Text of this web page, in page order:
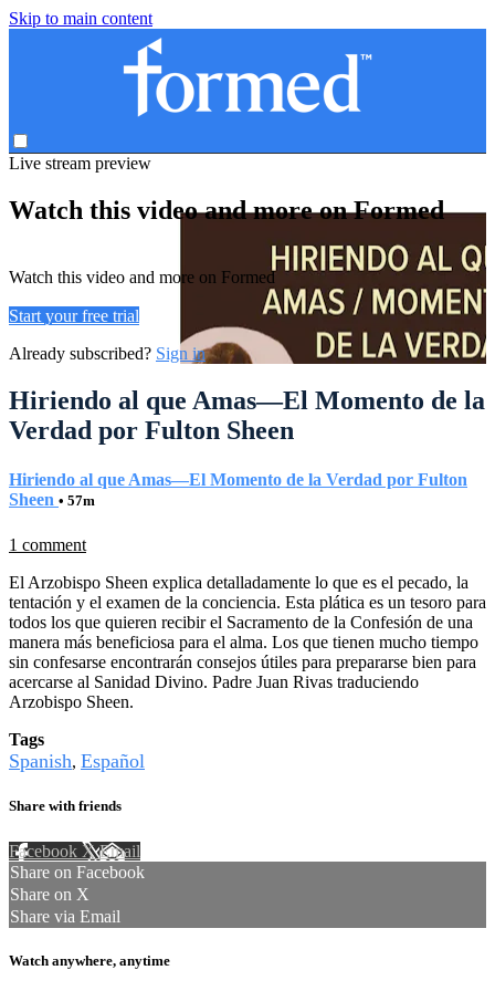
Skip to main content
Live stream preview
Watch this video and more on Formed
Watch this video and more on Formed
Start your free trial
Already subscribed? Sign in
Hiriendo al que Amas—El Momento de la
Verdad por Fulton Sheen
Hiriendo al que Amas—El Momento de la Verdad por Fulton
Sheen • 57m
1 comment
El Arzobispo Sheen explica detalladamente lo que es el pecado, la
tentación y el examen de la conciencia. Esta plática es un tesoro para
todos los que quieren recibir el Sacramento de la Confesión de una
manera más beneficiosa para el alma. Los que tienen mucho tiempo
sin confesarse encontrarán consejos útiles para prepararse bien para
acercarse al Sanidad Divino. Padre Juan Rivas traduciendo
Arzobispo Sheen.
Tags
Spanish, Español
Share with friends
Facebook XEmail
Share on Facebook
Share on X
Share via Email
Watch anywhere, anytime